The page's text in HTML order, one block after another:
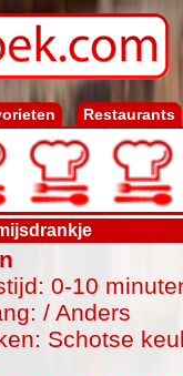
Restaurants
0-10
/ Anders
Schotse